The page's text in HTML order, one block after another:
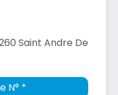
Saint Andre De
N° *